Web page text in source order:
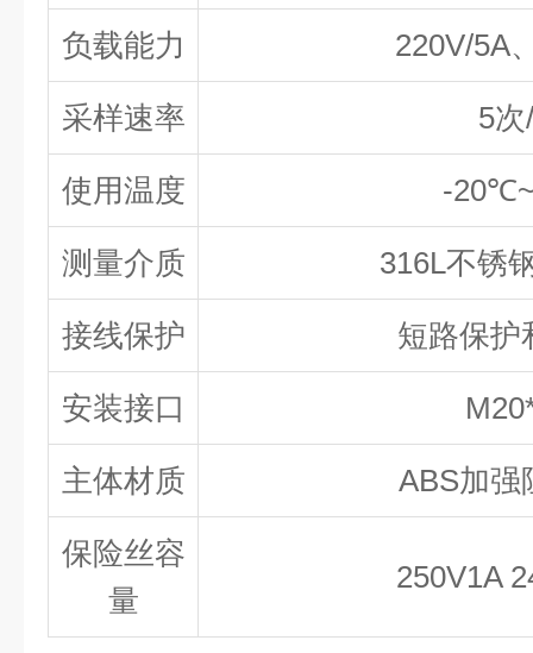
负载能力 220V/5A
采样速率 5
使用温度 -
测量介质 316L不锈
接线保护 短路保护
安装接口
主体材质 ABS加强
保险丝容
量
250V1A